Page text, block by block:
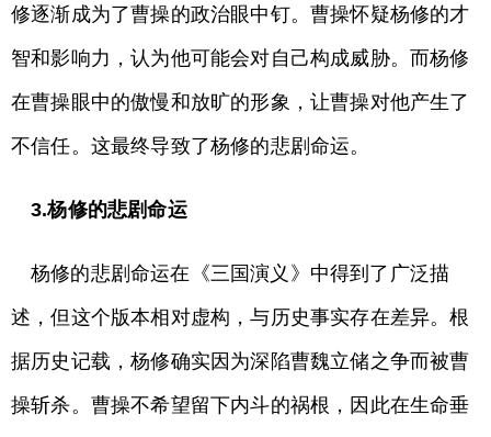
修逐渐成为了曹操的政治眼中钉。曹操怀疑杨修的才
智和影响力，认为他可能会对自己构成威胁。而杨修
在曹操眼中的傲慢和放旷的形象，让曹操对他产生了
不信任。这最终导致了杨修的悲剧命运。
3.杨修的悲剧命运
杨修的悲剧命运在《三国演义》中得到了广泛描
述，但这个版本相对虚构，与历史事实存在差异。根
据历史记载，杨修确实因为深陷曹魏立储之争而被曹
操斩杀。曹操不希望留下内斗的祸根，因此在生命垂